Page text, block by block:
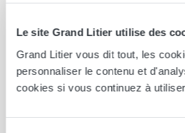
Le site Grand Litier utilise des
Grand Litier vous dit tout, les
personnaliser le contenu et
cookies si vous continuez à
Chez Grand Litier, nous savons à quel
précieux, en voyage comme au
récupération commence aussi par de
lit. C’est pourquoi nos Conseillers